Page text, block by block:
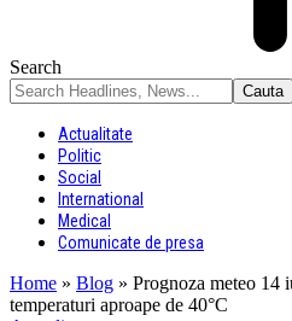
Search
Actualitate
Politic
Social
International
Medical
Comunicate de presa
Home » Blog » Prognoza meteo 14
temperaturi aproape de 40°C